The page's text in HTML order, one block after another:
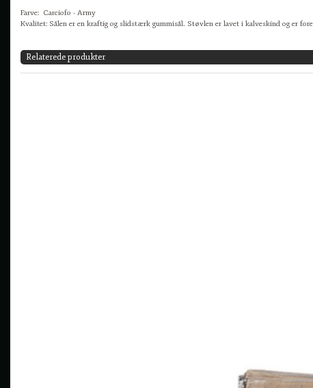
Farve: Carciofo - Army
Kvalitet: Sålen er en kraftig og slidstærk gummisål. Støvlen er lavet i kalveskind og er
Relaterede produkter